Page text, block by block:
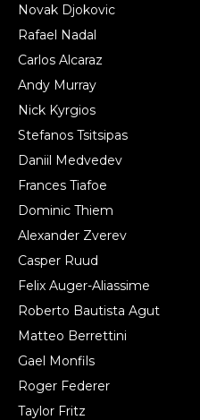
Novak Djokovic
Rafael Nadal
Carlos Alcaraz
Andy Murray
Nick Kyrgios
Stefanos Tsitsipas
Daniil Medvedev
Frances Tiafoe
Dominic Thiem
Alexander Zverev
Casper Ruud
Felix Auger-Aliassime
Roberto Bautista Agut
Matteo Berrettini
Gael Monfils
Roger Federer
Taylor Fritz